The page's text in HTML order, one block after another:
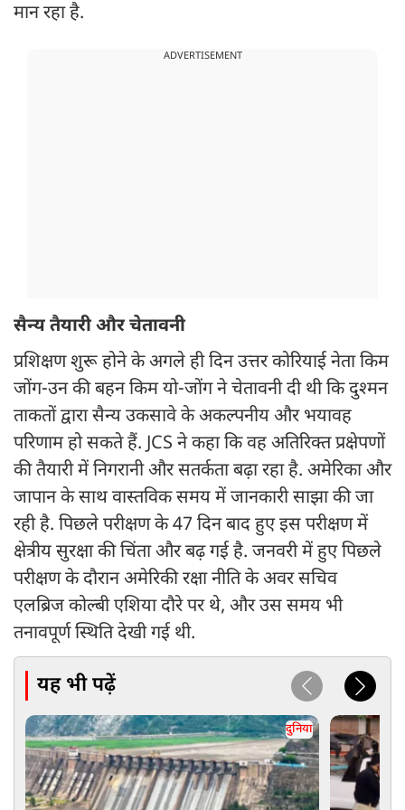
मान रहा है.
ADVERTISEMENT
सैन्य तैयारी और चेतावनी
प्रशिक्षण शुरू होने के अगले ही दिन उत्तर कोरियाई नेता किम
जोंग-उन की बहन किम यो-जोंग ने चेतावनी दी थी कि दुश्मन
ताकतों द्वारा सैन्य उकसावे के अकल्पनीय और भयावह
परिणाम हो सकते हैं. JCS ने कहा कि वह अतिरिक्त प्रक्षेपणों
की तैयारी में निगरानी और सतर्कता बढ़ा रहा है. अमेरिका और
जापान के साथ वास्तविक समय में जानकारी साझा की जा
रही है. पिछले परीक्षण के 47 दिन बाद हुए इस परीक्षण में
क्षेत्रीय सुरक्षा की चिंता और बढ़ गई है. जनवरी में हुए पिछले
परीक्षण के दौरान अमेरिकी रक्षा नीति के अवर सचिव
एलब्रिज कोल्बी एशिया दौरे पर थे, और उस समय भी
तनावपूर्ण स्थिति देखी गई थी.
यह भी पढ़ें
दुनिया